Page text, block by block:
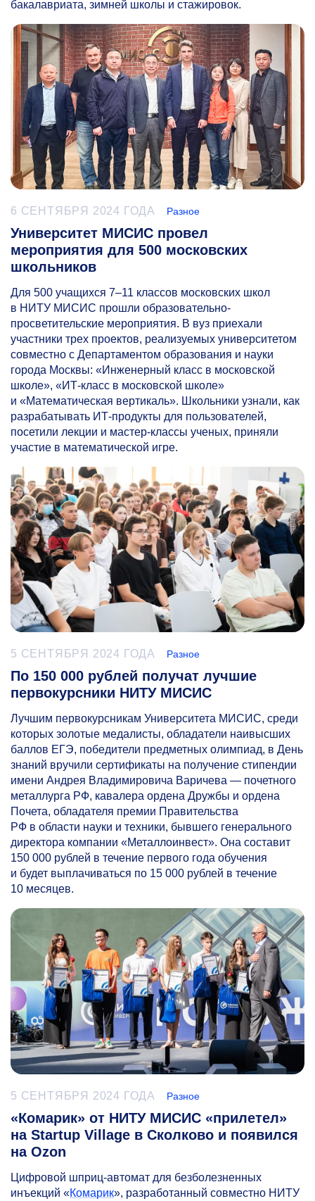
бакалавриата, зимней школы и стажировок.
6 СЕНТЯБРЯ 2024 ГОДА Разное
Университет МИСИС провел
мероприятия для 500 московских
школьников
Для 500 учащихся 7–11 классов московских школ
в НИТУ МИСИС прошли образовательно-
просветительские мероприятия. В вуз приехали
участники трех проектов, реализуемых университетом
совместно с Департаментом образования и науки
города Москвы: «Инженерный класс в московской
школе», «ИТ-класс в московской школе»
и «Математическая вертикаль». Школьники узнали, как
разрабатывать ИТ-продукты для пользователей,
посетили лекции и мастер-классы ученых, приняли
участие в математической игре.
5 СЕНТЯБРЯ 2024 ГОДА Разное
По 150 000 рублей получат лучшие
первокурсники НИТУ МИСИС
Лучшим первокурсникам Университета МИСИС, среди
которых золотые медалисты, обладатели наивысших
баллов ЕГЭ, победители предметных олимпиад, в День
знаний вручили сертификаты на получение стипендии
имени Андрея Владимировича Варичева — почетного
металлурга РФ, кавалера ордена Дружбы и ордена
Почета, обладателя премии Правительства
РФ в области науки и техники, бывшего генерального
директора компании «Металлоинвест». Она составит
150 000 рублей в течение первого года обучения
и будет выплачиваться по 15 000 рублей в течение
10 месяцев.
5 СЕНТЯБРЯ 2024 ГОДА Разное
«Комарик» от НИТУ МИСИС «прилетел»
на Startup Village в Сколково и появился
на Ozon
Цифровой шприц-автомат для безболезненных
инъекций «Комарик», разработанный совместно НИТУ